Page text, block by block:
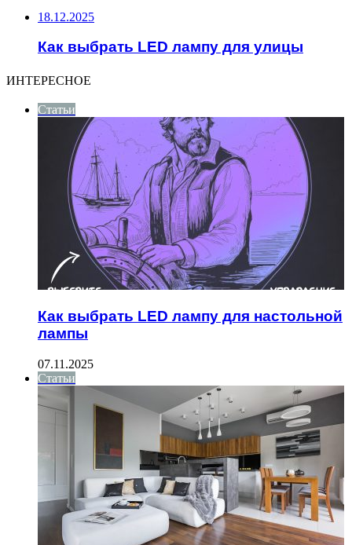
18.12.2025
Как выбрать LED лампу для улицы
ИНТЕРЕСНОЕ
Статьи
Как выбрать LED лампу для настольной
лампы
07.11.2025
Статьи